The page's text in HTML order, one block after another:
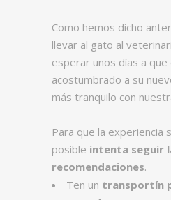
Como hemos dicho
llevar al gato al
esperar unos días a
acostumbrado a su
más tranquilo con
Para que la experiencia
posible intenta seguir
recomendaciones.
Ten un transportín